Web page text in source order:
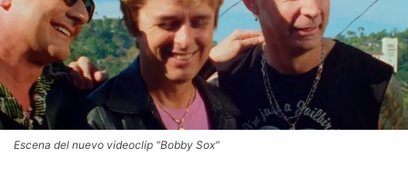
Escena del nuevo videoclip "Bobby Sox"